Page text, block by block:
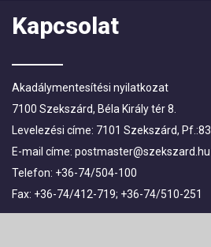
Kapcsolat
Akadálymentesítési nyilatkozat
7100 Szekszárd, Béla Király tér 8.
Levelezési címe: 7101 Szekszárd, Pf.:83.
E-mail címe: postmaster@szekszard.hu
Telefon: +36-74/504-100
Fax: +36-74/412-719; +36-74/510-251